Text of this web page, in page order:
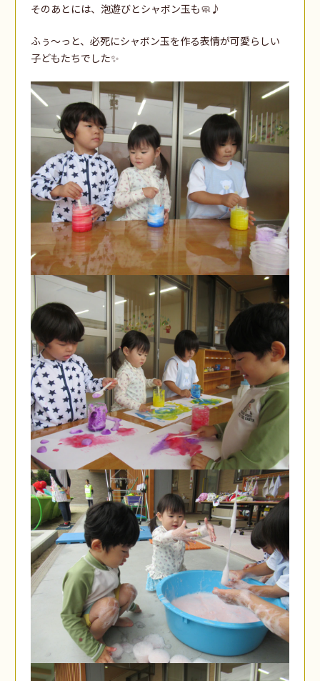
そのあとには、泡遊びとシャボン玉も🧼♪
ふぅ～っと、必死にシャボン玉を作る表情が可愛らしい
子どもたちでした✨